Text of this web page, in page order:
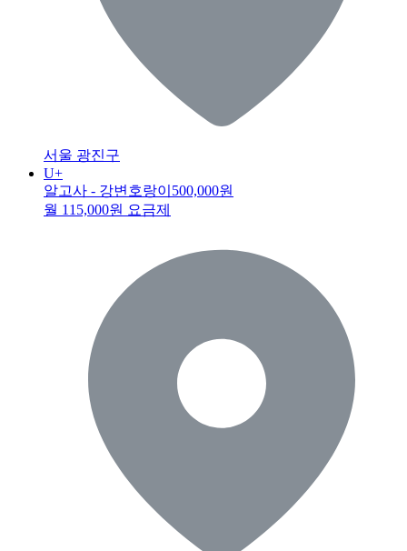
서울 광진구
U+
알고사 - 강변호랑이 500,000원
월 115,000원 요금제